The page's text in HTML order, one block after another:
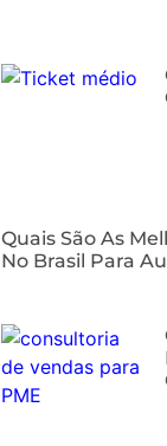
⁠Quais São As
No Brasil Para